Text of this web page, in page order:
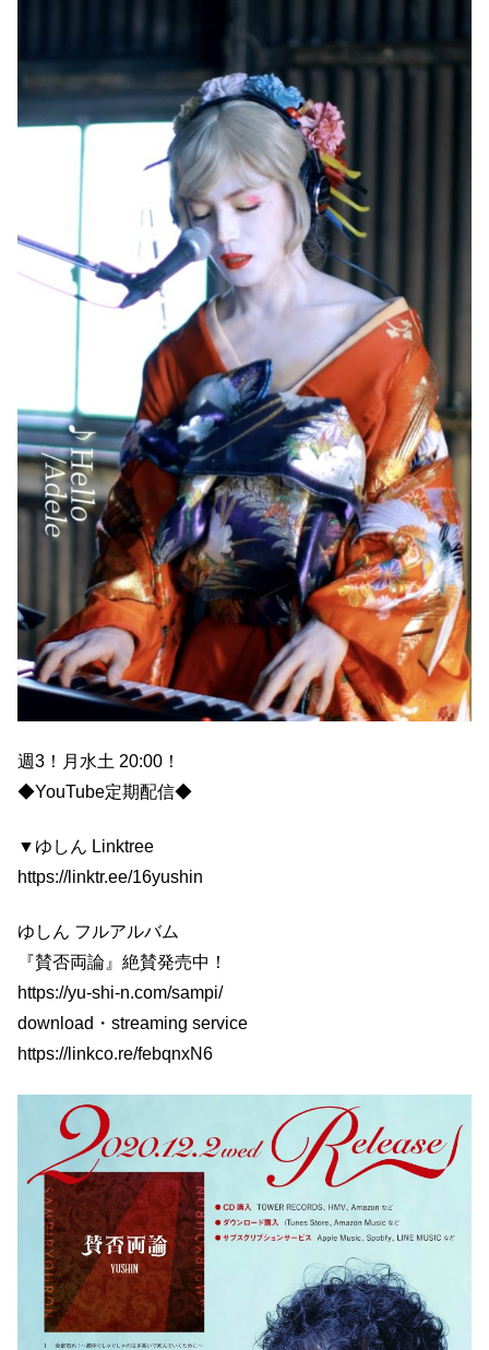
週3！月水土 20:00！
◆YouTube定期配信◆
▼ゆしん Linktree
https://linktr.ee/16yushin
ゆしん フルアルバム
『賛否両論』絶賛発売中！
https://yu-shi-n.com/sampi/
download・streaming service
https://linkco.re/febqnxN6